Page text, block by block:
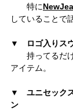
特に
していることで
▼
ロゴ入りス
持ってるだけ
アイテム。
▼ ユニセック
ン